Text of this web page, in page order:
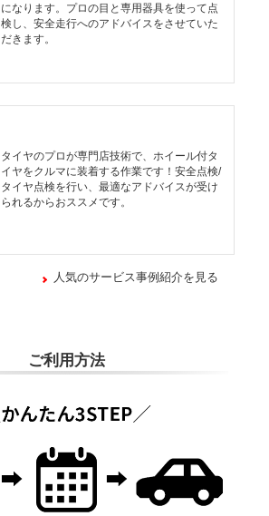
になります。プロの目と専用器具を使って点
検し、安全走行へのアドバイスをさせていた
だきます。
タイヤのプロが専門店技術で、ホイール付タ
イヤをクルマに装着する作業です！安全点検/
タイヤ点検を行い、最適なアドバイスが受け
られるからおススメです。
人気のサービス事例紹介を見る
ご利用方法